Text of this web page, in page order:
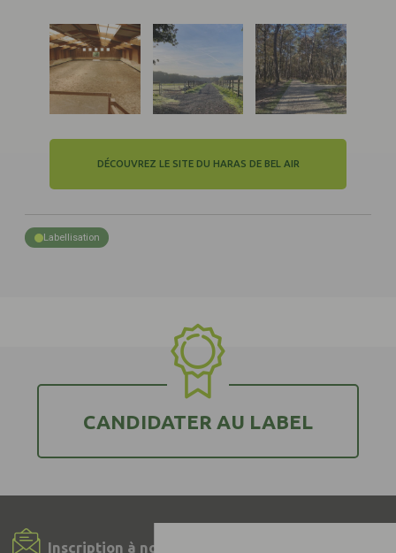
DÉCOUVREZ LE SITE DU HARAS DE BEL AIR
Labellisation
CANDIDATER AU LABEL
Inscription à notre Newsletter !